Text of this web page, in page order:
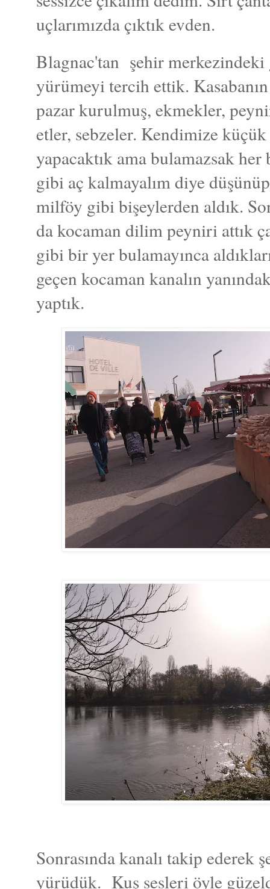
uçlarımızda çıktık evden.
Blagnac'tan şehir merkezindeki
yürümeyi tercih ettik.
pazar kurulmuş, ekmekler,
etler, sebzeler. Kendimize
yapacaktık ama bulamazsak
gibi aç kalmayalım diye
milföy gibi bişeylerden aldık.
da kocaman dilim peyniri attık
gibi bir yer bulamayınca
geçen kocaman kanalın
yaptık.
Sonrasında kanalı takip ederek
yürüdük. Kuş sesleri öyle